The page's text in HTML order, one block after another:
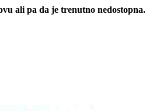
ali pa da je trenutno nedostopna.